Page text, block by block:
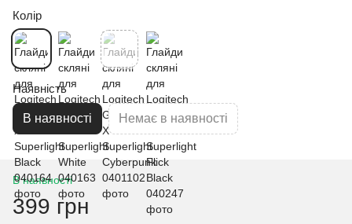
Колір
Наявність
В наявності Немає в наявності
В наявності
399 грн